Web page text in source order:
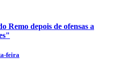
Remo depois de ofensas a
feira